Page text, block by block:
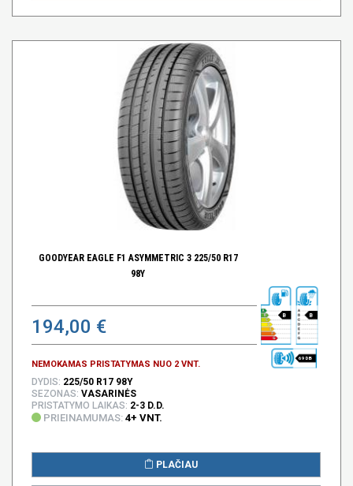
GOODYEAR EAGLE F1 ASYMMETRIC 3 225/50 R17
98Y
194,00 €
NEMOKAMAS PRISTATYMAS NUO 2 VNT.
B B
69 DB
DYDIS: 225/50 R17 98Y
SEZONAS: VASARINĖS
PRISTATYMO LAIKAS: 2-3 D.D.
PRIEINAMUMAS: 4+ VNT.
PLAČIAU